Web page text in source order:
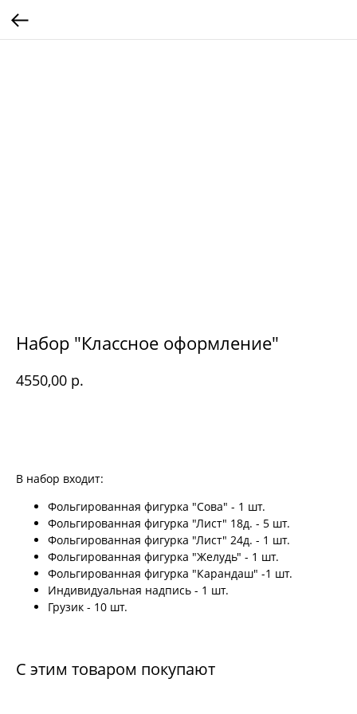
Набор "Классное оформление"
4550,00 р.
В набор входит:
Фольгированная фигурка "Сова" - 1 шт.
Фольгированная фигурка "Лист" 18д. - 5 шт.
Фольгированная фигурка "Лист" 24д. - 1 шт.
Фольгированная фигурка "Желудь" - 1 шт.
Фольгированная фигурка "Карандаш" -1 шт.
Индивидуальная надпись - 1 шт.
Грузик - 10 шт.
С этим товаром покупают